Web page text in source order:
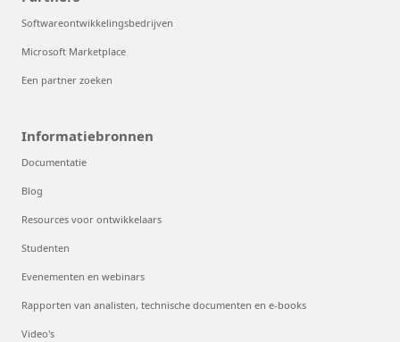
Softwareontwikkelingsbedrijven
Microsoft Marketplace
Een partner zoeken
Informatiebronnen
Documentatie
Blog
Resources voor ontwikkelaars
Studenten
Evenementen en webinars
Rapporten van analisten, technische documenten en e-books
Video's